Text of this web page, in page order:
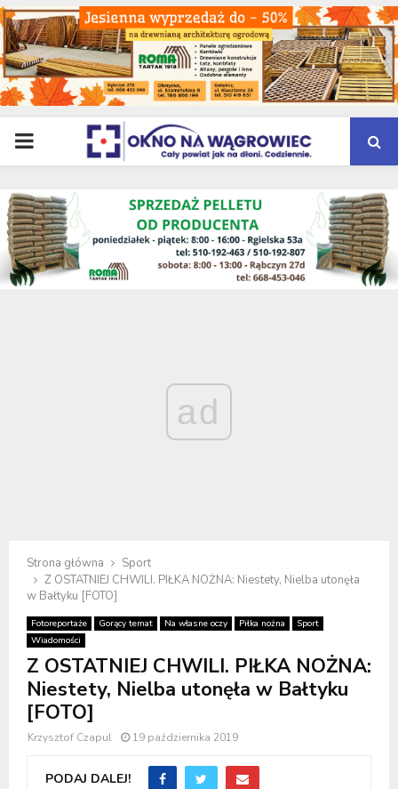
PRIMARY
MENU
ad
Strona główna
Sport
Z OSTATNIEJ CHWILI. PIŁKA NOŻNA: Niestety, Nielba utonęła
w Bałtyku [FOTO]
Fotoreportaże Gorący temat Na własne oczy Piłka nożna
Sport
Wiadomości
Z OSTATNIEJ CHWILI. PIŁKA NOŻNA:
Niestety, Nielba utonęła w Bałtyku
[FOTO]
Krzysztof Czapul 19 października 2019
PODAJ DALEJ!